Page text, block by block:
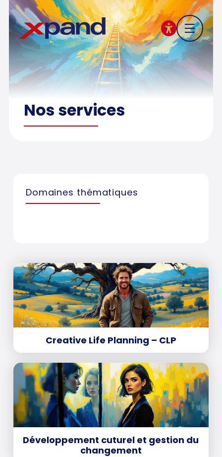
Nos services
Domaines thématiques
Creative Life Planning – CLP
Développement cuturel et gestion du
changement